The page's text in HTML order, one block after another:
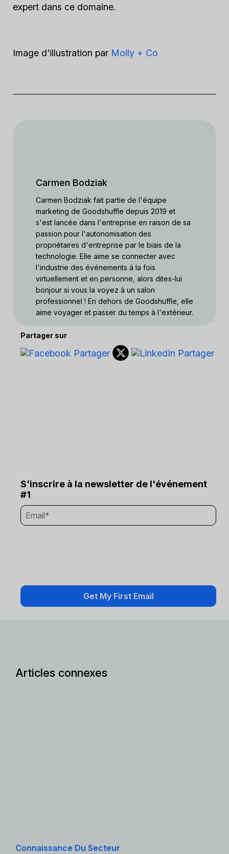
expert dans ce domaine.
Image d'illustration par Molly + Co
Carmen Bodziak
Carmen Bodziak fait partie de l'équipe
marketing de Goodshuffle depuis 2019 et
s'est lancée dans l'entreprise en raison de sa
passion pour l'autonomisation des
propriétaires d'entreprise par le biais de la
technologie. Elle aime se connecter avec
l'industrie des événements à la fois
virtuellement et en personne, alors dites-lui
bonjour si vous la voyez à un salon
professionnel ! En dehors de Goodshuffle, elle
aime voyager et passer du temps à l'extérieur.
Partager sur
S'inscrire à la newsletter de l'événement
#1
Articles connexes
Connaissance Du Secteur